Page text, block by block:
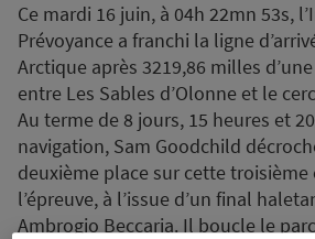
Ce mardi 16 juin, à 04h 22mn 53s,
Prévoyance a franchi la ligne
Arctique après 3219,86 milles
entre Les Sables d’Olonne et le
Au terme de 8 jours, 15 heures et
navigation, Sam Goodchild
deuxième place sur cette
l’épreuve, à l’issue d’un final
Ambrogio Beccaria. Il boucle le